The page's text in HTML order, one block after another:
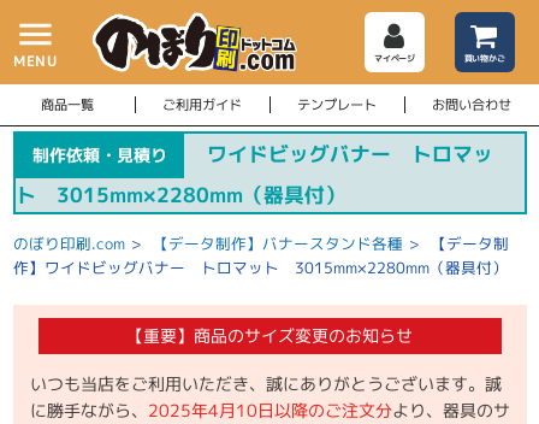
menu
MENU マイページ 買い物かご
商品一覧 ご利用ガイド テンプレート お問い合わせ
制作依頼・見積り
ワイドビッグバナー トロマッ
ト 3015mm×2280mm（器具付）
のぼり印刷.com > 【データ制作】バナースタンド各種 >
【データ制
作】ワイドビッグバナー トロマット 3015mm×2280mm（器具付）
【重要】商品のサイズ変更のお知らせ
いつも当店をご利用いただき、誠にありがとうございます。誠
に勝手ながら、 2025年4月10日以降のご注文分より、器具のサ